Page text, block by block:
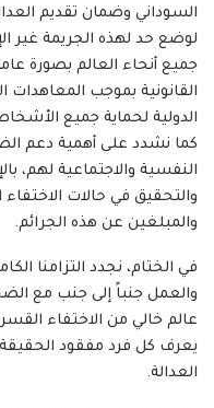
السوداني وضمان تقديم
لوضع حد لهذه الجريمة غير
جميع أنحاء العالم بصورة
القانونية بموجب المعاهدات
الدولية لحماية جميع
كما نشدد على أهمية دعم
النفسية والاجتماعية لهم،
والتحقيق في حالات
والمبلغين عن هذه الجرائم.
في الختام، نجدد التزامنا
والعمل جنباً إلى جنب مع
عالم خالي من الاختفاء
يعرف كل فرد مفقود
العدالة.